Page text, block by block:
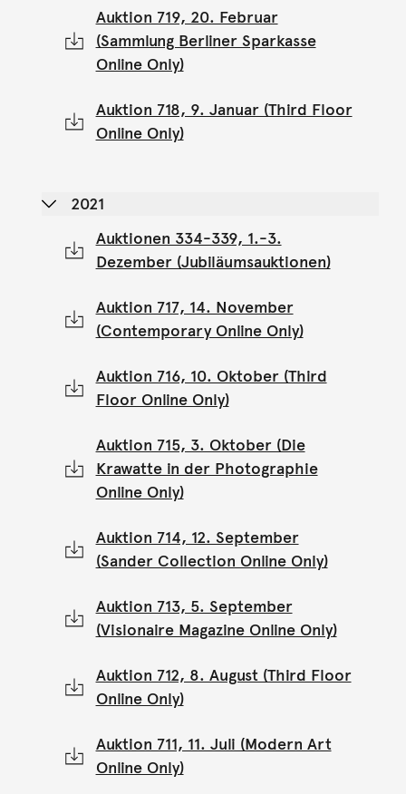
Auktion 719, 20. Februar
(Sammlung Berliner Sparkasse
Online Only)
Auktion 718, 9. Januar (Third Floor
Online Only)
2021
Auktionen 334-339, 1.-3.
Dezember (Jubiläumsauktionen)
Auktion 717, 14. November
(Contemporary Online Only)
Auktion 716, 10. Oktober (Third
Floor Online Only)
Auktion 715, 3. Oktober (Die
Krawatte in der Photographie
Online Only)
Auktion 714, 12. September
(Sander Collection Online Only)
Auktion 713, 5. September
(Visionaire Magazine Online Only)
Auktion 712, 8. August (Third Floor
Online Only)
Auktion 711, 11. Juli (Modern Art
Online Only)